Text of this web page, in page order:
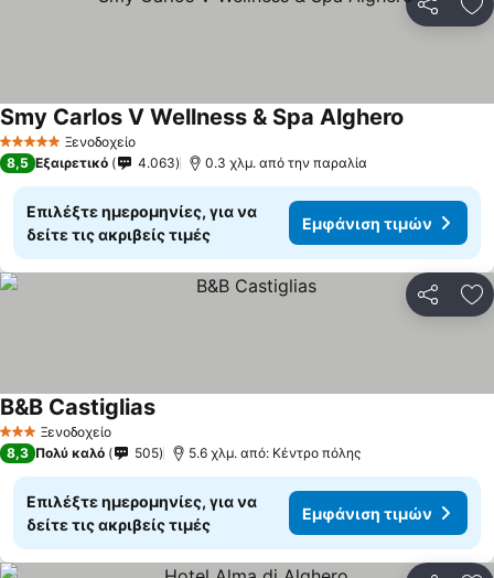
5 Αστέρια Ξενοδοχείο
Smy Carlos V Wellness & Spa Alghero
8,5 Εξαιρετικό 4.063 0.3 χλμ. από την παραλία
Επιλέξτε ημερομηνίες, για να
δείτε τις ακριβείς τιμές
Εμφάνιση τιμών
3 ΑστέριαΞενοδοχείο
B&B CastigliasΕμφάνιση τιμών
8,3 Πολύ καλό 505 5.6 χλμ. από: Κέντρο πόλης
Επιλέξτε ημερομηνίες, για να
δείτε τις ακριβείς τιμές
Εμφάνιση τιμών